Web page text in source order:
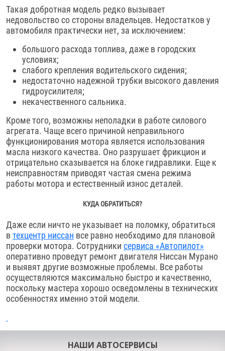
Такая добротная модель редко вызывает
недовольство со стороны владельцев. Недостатков у
автомобиля практически нет, за исключением:
большого расхода топлива, даже в городских
условиях;
слабого крепления водительского сидения;
недостаточно надежной трубки высокого давления
гидроусилителя;
некачественного сальника.
Кроме того, возможны неполадки в работе силового
агрегата. Чаще всего причиной неправильного
функционирования мотора является использования
масла низкого качества. Оно разрушает фрикцион и
отрицательно сказывается на блоке гидравлики. Еще к
неисправностям приводят частая смена режима
работы мотора и естественный износ деталей.
КУДА ОБРАТИТЬСЯ?
Даже если ничто не указывает на поломку, обратиться
в техцентр ниссан все равно необходимо для плановой
проверки мотора. Сотрудники сервиса «Автопилот»
оперативно проведут ремонт двигателя Ниссан Мурано
и выявят другие возможные проблемы. Все работы
осуществляются максимально быстро и качественно,
поскольку мастера хорошо осведомлены в технических
особенностях именно этой модели.
НАШИ АВТОСЕРВИСЫ